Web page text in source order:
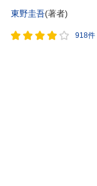
東野圭吾(著者)
918件